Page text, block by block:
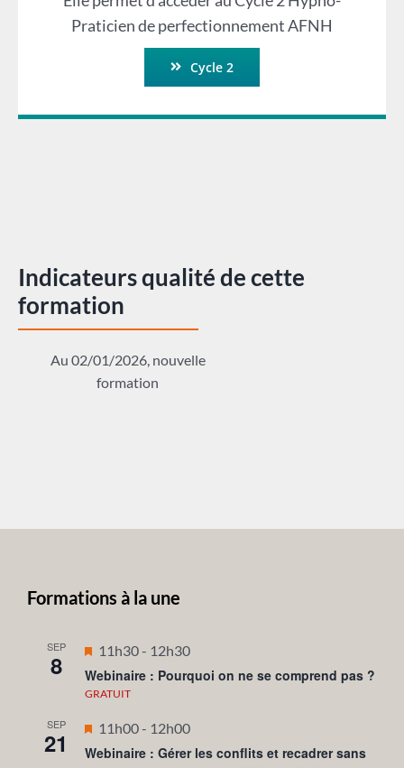
Praticien de perfectionnement AFNH
Cycle 2
Indicateurs qualité de cette
formation
Au 02/01/2026, nouvelle
formation
Formations à la une
SEP
8
Mis
en
avant
11h30- 12h30
Webinaire : Pourquoi on ne se comprend pas ?
GRATUIT
SEP
21
Mis
en
11h00- 12h00
Webinaire : Gérer les conflits et recadrer sans